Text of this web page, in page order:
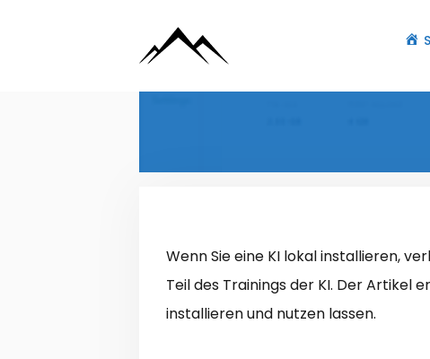
Wenn Sie eine KI lokal installieren,
Teil des Trainings der KI. Der Artikel
installieren und nutzen lassen.